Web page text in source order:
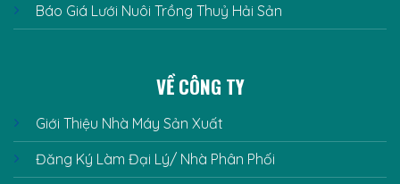
Báo Giá Lưới Nuôi Trồng Thuỷ Hải Sản
VỀ CÔNG TY
Giới Thiệu Nhà Máy Sản Xuất
Đăng Ký Làm Đại Lý/ Nhà Phân Phối